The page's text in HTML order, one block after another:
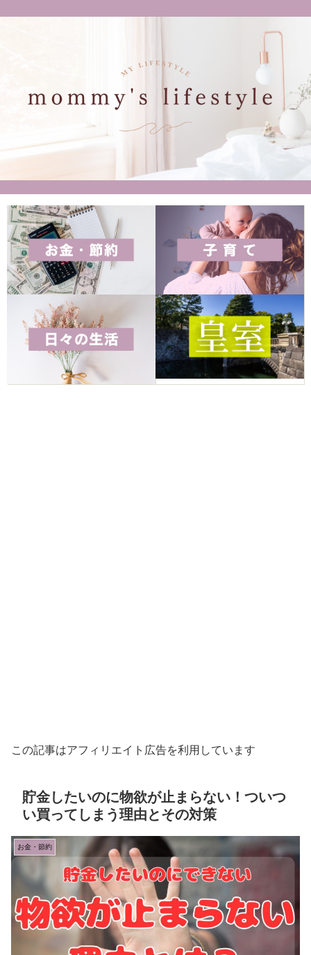
この記事はアフィリエイト広告を利用しています
貯金したいのに物欲が止まらない！ついつ
い買ってしまう理由とその対策
お金・節約